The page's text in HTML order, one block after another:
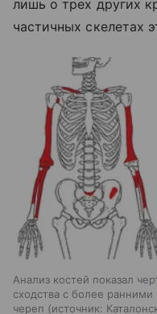
лишь о трех других
частичных скелетах
Анализ костей показал
сходства с более
череп
источник: